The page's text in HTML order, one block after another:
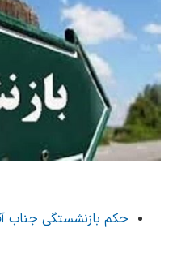
حکم بازنشستگی جناب